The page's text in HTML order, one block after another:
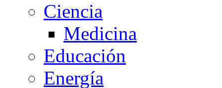
Ciencia
Medicina
Educación
Energía